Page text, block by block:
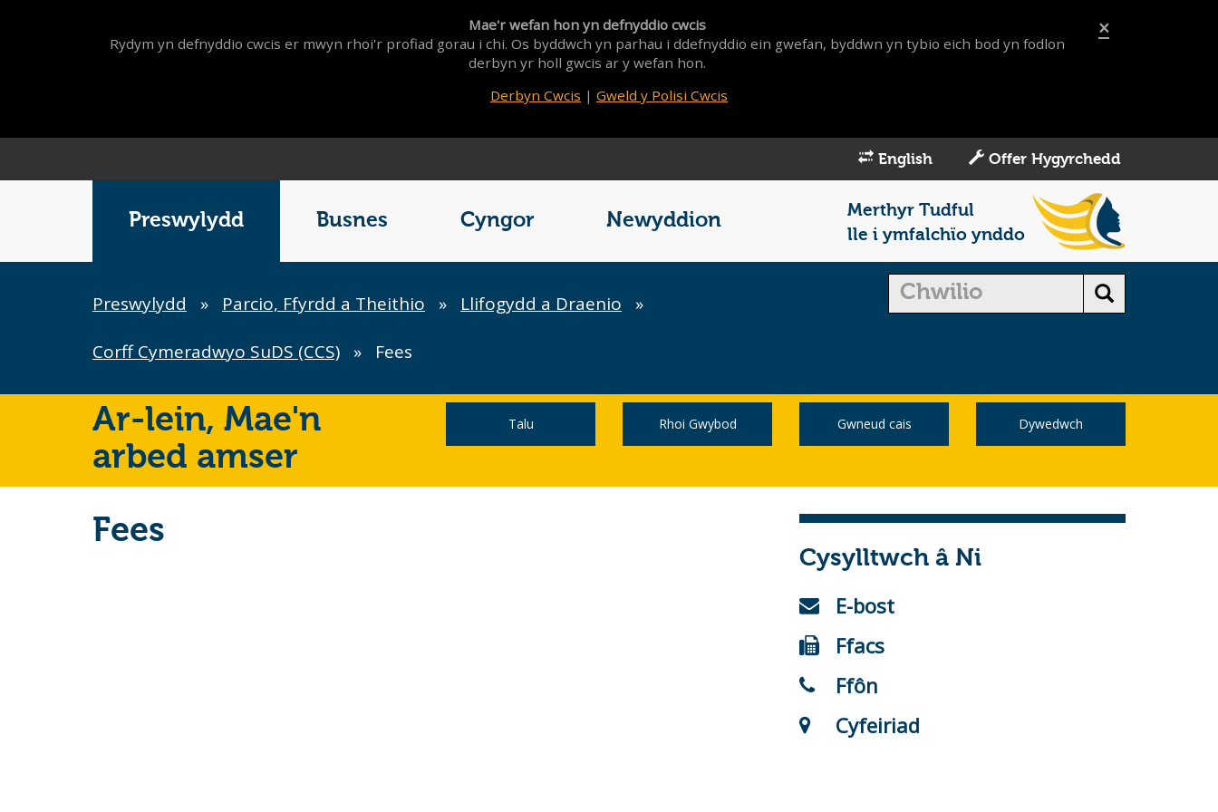
×
Mae'r wefan hon yn defnyddio cwcis
Rydym yn defnyddio cwcis er mwyn rhoi'r profiad gorau i chi. Os byddwch yn parhau i ddefnyddio ein gwefan, byddwn yn tybio eich bod yn fodlon
derbyn yr holl gwcis ar y wefan hon.
Derbyn Cwcis | Gweld y Polisi Cwcis
English Offer Hygyrchedd
Preswylydd Busnes Cyngor Newyddion
Merthyr Tudful
lle i ymfalchïo ynddo
Breadcrumb
Preswylydd » Parcio, Ffyrdd a Theithio » Llifogydd a Draenio »
Corff Cymeradwyo SuDS (CCS) » Fees
Ar-lein, Mae'n
arbed amser
Talu Rhoi Gwybod Gwneud cais Dywedwch
Fees
Cysylltwch â Ni
E-bost
Ffacs
Ffôn
Cyfeiriad